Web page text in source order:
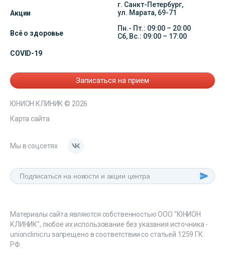
Акции
Всё о здоровье
COVID-19
г. Санкт-Петербург,
ул. Марата, 69-71
Пн.- Пт.: 09:00 – 20:00
Сб, Вс.: 09:00 – 17:00
Записаться на прием
ЮНИОН КЛИНИК © 2026
Карта сайта
Мы в соцсетях
Материалы сайта являются собственностью ООО "ЮНИОН
КЛИНИК", любое их использование без указания источника -
unionclinic.ru запрещено в соответствии со статьей 1259 ГК.
РФ.